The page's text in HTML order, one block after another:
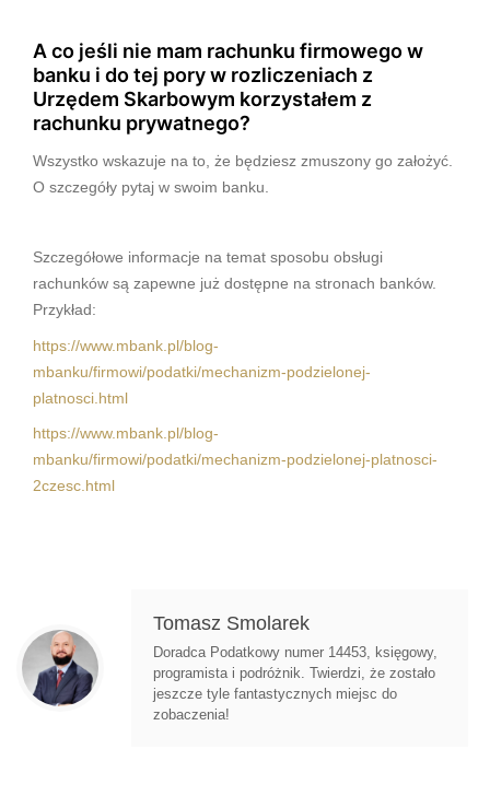
A co jeśli nie mam rachunku firmowego w
banku i do tej pory w rozliczeniach z
Urzędem Skarbowym korzystałem z
rachunku prywatnego?
Wszystko wskazuje na to, że będziesz zmuszony go założyć.
O szczegóły pytaj w swoim banku.
Szczegółowe informacje na temat sposobu obsługi
rachunków są zapewne już dostępne na stronach banków.
Przykład:
https://www.mbank.pl/blog-
mbanku/firmowi/podatki/mechanizm-podzielonej-
platnosci.html
https://www.mbank.pl/blog-
mbanku/firmowi/podatki/mechanizm-podzielonej-platnosci-
2czesc.html
Tomasz Smolarek
Doradca Podatkowy numer 14453, księgowy,
programista i podróżnik. Twierdzi, że zostało
jeszcze tyle fantastycznych miejsc do
zobaczenia!